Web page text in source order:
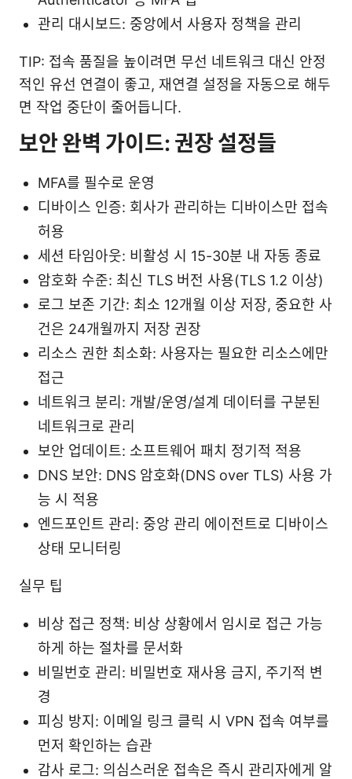
관리 대시보드: 중앙에서 사용자 정책을 관리
TIP: 접속 품질을 높이려면 무선 네트워크 대신 안정
적인 유선 연결이 좋고, 재연결 설정을 자동으로 해두
면 작업 중단이 줄어듭니다.
보안 완벽 가이드: 권장 설정들
MFA를 필수로 운영
디바이스 인증: 회사가 관리하는 디바이스만 접속
허용
세션 타임아웃: 비활성 시 15-30분 내 자동 종료
암호화 수준: 최신 TLS 버전 사용(TLS 1.2 이상)
로그 보존 기간: 최소 12개월 이상 저장, 중요한 사
건은 24개월까지 저장 권장
리소스 권한 최소화: 사용자는 필요한 리소스에만
접근
네트워크 분리: 개발/운영/설계 데이터를 구분된
네트워크로 관리
보안 업데이트: 소프트웨어 패치 정기적 적용
DNS 보안: DNS 암호화(DNS over TLS) 사용 가
능 시 적용
엔드포인트 관리: 중앙 관리 에이전트로 디바이스
상태 모니터링
실무 팁
비상 접근 정책: 비상 상황에서 임시로 접근 가능
하게 하는 절차를 문서화
비밀번호 관리: 비밀번호 재사용 금지, 주기적 변
경
피싱 방지: 이메일 링크 클릭 시 VPN 접속 여부를
먼저 확인하는 습관
감사 로그: 의심스러운 접속은 즉시 관리자에게 알